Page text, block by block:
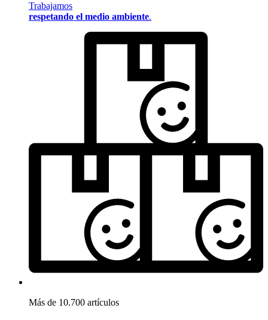
Trabajamos
respetando el medio ambiente.
Más de 10.700 artículos